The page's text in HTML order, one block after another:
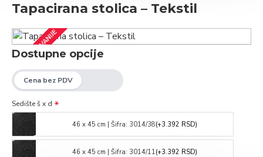
Tapacirana stolica – Tekstil
NAJPRODAVANIJE
Dostupne opcije
Sedište š x d
46 x 45 cm | Šifra: 3014/38(+3.392 RSD)
46 x 45 cm | Šifra: 3014/11(+3.392 RSD)